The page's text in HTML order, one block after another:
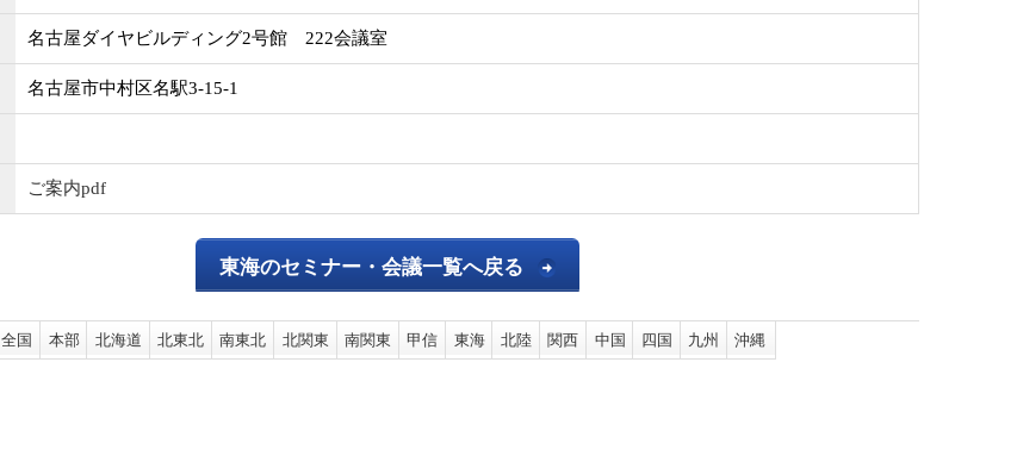
名古屋ダイヤビルディング2号館 222会議室
名古屋市中村区名駅3-15-1
ご案内pdf
東海のセミナー・会議一覧へ戻る
全国 本部 北海道 北東北 南東北 北関東 南関東 甲信 東海 北陸 関西 中国 四国 九州 沖縄